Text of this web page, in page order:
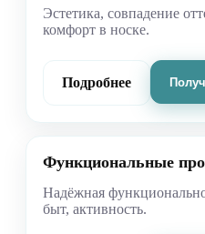
Эстетика, совпадение
комфорт в носке.
Подробнее
Функциональные
Надёжная
быт, активность.